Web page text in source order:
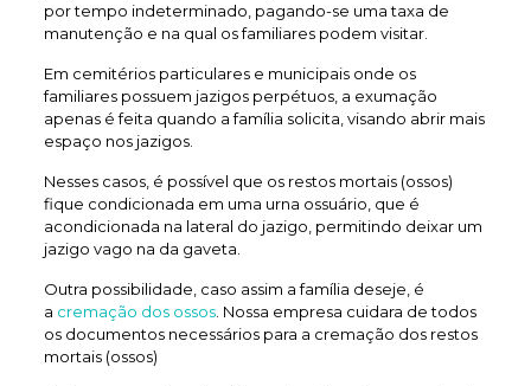
por tempo indeterminado, pagando-se uma taxa de
manutenção e na qual os familiares podem visitar.
Em cemitérios particulares e municipais onde os
familiares possuem jazigos perpétuos, a exumação
apenas é feita quando a família solicita, visando abrir mais
espaço nos jazigos.
Nesses casos, é possível que os restos mortais (ossos)
fique condicionada em uma urna ossuário, que é
acondicionada na lateral do jazigo, permitindo deixar um
jazigo vago na da gaveta.
Outra possibilidade, caso assim a família deseje, é
a cremação dos ossos. Nossa empresa cuidara de todos
os documentos necessários para a cremação dos restos
mortais (ossos)